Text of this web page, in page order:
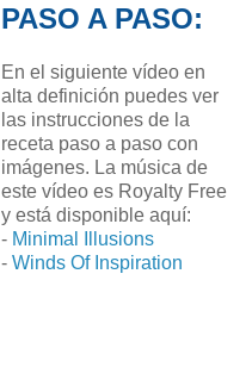
PASO A PASO:
En el siguiente vídeo en
alta definición puedes ver
las instrucciones de la
receta paso a paso con
imágenes. La música de
este vídeo es Royalty Free
y está disponible aquí:
- Minimal Illusions
- Winds Of Inspiration